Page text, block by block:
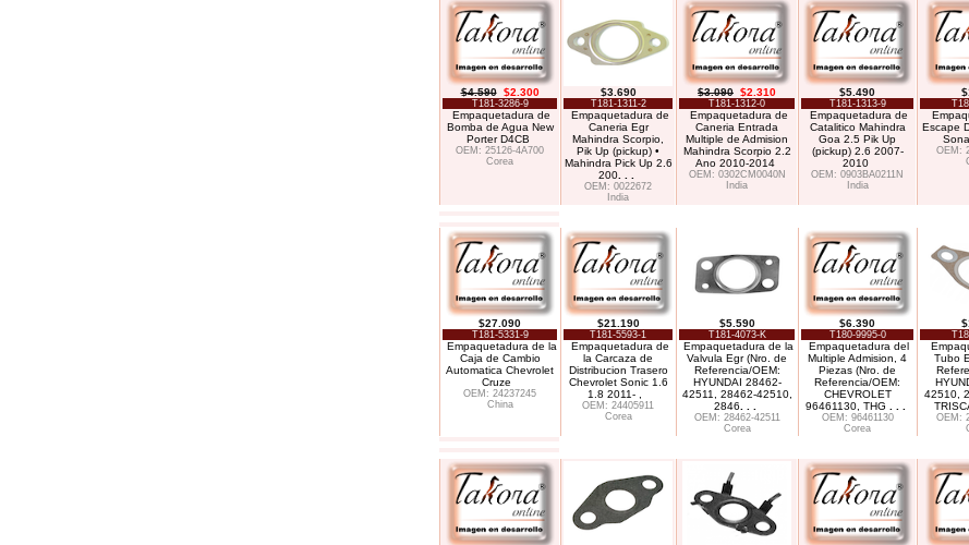
$4.590 $2.300
T181-3286-9
Empaquetadura de
Bomba de Agua New
Porter D4CB
OEM: 25126-4A700
Corea
$3.690
T181-1311-2
Empaquetadura de
Caneria Egr
Mahindra Scorpio,
Pik Up (pickup) •
Mahindra Pick Up 2.6
200
OEM: 0022672
India
$3.090 $2.310
T181-1312-0
Empaquetadura de
Caneria Entrada
Multiple de Admision
Mahindra Scorpio 2.2
Ano 2010-2014
OEM: 0302CM0040N
India
$5.490
T181-1313-9
Empaquetadura de
Catalitico Mahindra
Goa 2.5 Pik Up
(pickup) 2.6 2007-
2010
OEM: 0903BA0211N
India
Escape
OEM:
$27.090
T181-5331-9
Empaquetadura de la
Caja de Cambio
Automatica Chevrolet
Cruze
OEM: 24237245
China
$21.190
T181-5593-1
Empaquetadura de
la Carcaza de
Distribucion Trasero
Chevrolet Sonic 1.6
1.8 2011- ,
OEM: 24405911
Corea
$5.590
T181-4073-K
Empaquetadura de la
Valvula Egr (Nro. de
Referencia/OEM:
HYUNDAI 28462-
42511, 28462-42510,
2846
OEM: 28462-42511
Corea
$6.390
T180-9995-0
Empaquetadura del
Multiple Admision, 4
Piezas (Nro. de
Referencia/OEM:
CHEVROLET
96461130, THG
OEM: 96461130
Corea
Tubo
42510,
OEM: